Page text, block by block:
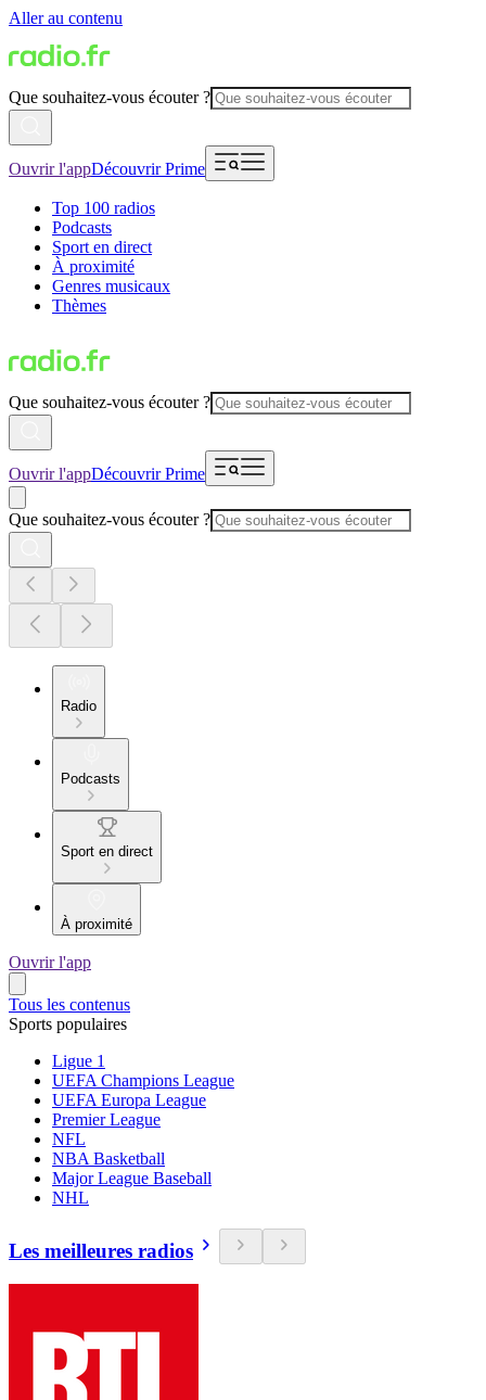
Aller au contenu
Que souhaitez-vous écouter ?
Ouvrir l'appDécouvrir Prime
Top 100 radios
Podcasts
Sport en direct
À proximité
Genres musicaux
Thèmes
Que souhaitez-vous écouter ?
Ouvrir l'appDécouvrir Prime
Que souhaitez-vous écouter ?
Radio
Podcasts
Sport en direct
À proximité
Ouvrir l'app
Tous les contenus
Sports populaires
Ligue 1
UEFA Champions League
UEFA Europa League
Premier League
NFL
NBA Basketball
Major League Baseball
NHL
Les meilleures radios